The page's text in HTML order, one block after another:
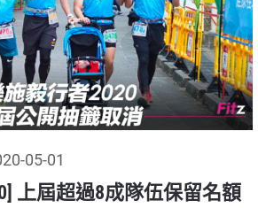
05-01
上屆超過8成隊伍保留名額